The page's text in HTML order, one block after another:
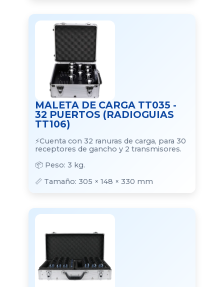
MALETA DE CARGA TT035 -
32 PUERTOS (RADIOGUIAS
TT106)
⚡Cuenta con 32 ranuras de carga, para 30
receptores de gancho y 2 transmisores.
📦 Peso: 3 kg.
📏 Tamaño: 305 × 148 × 330 mm